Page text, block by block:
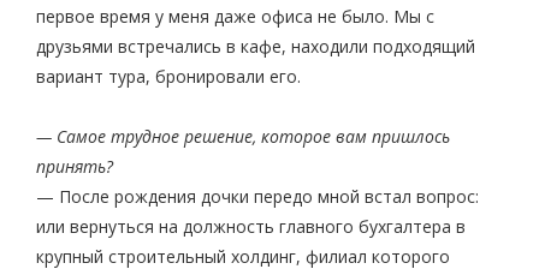
первое время у меня даже офиса не было. Мы с
друзьями встречались в кафе, находили подходящий
вариант тура, бронировали его.
— Самое трудное решение, которое вам пришлось
принять?
— После рождения дочки передо мной встал вопрос:
или вернуться на должность главного бухгалтера в
крупный строительный холдинг, филиал которого